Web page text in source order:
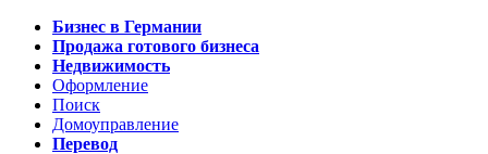
Бизнес в Германии
Продажа готового бизнеса
Недвижимость
Оформление
Поиск
Домоуправление
Перевод